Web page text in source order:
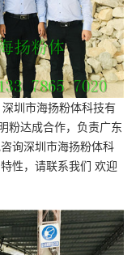
深圳市海扬粉体科技有
粉达成合作，负责广东
询深圳市海扬粉体科
性，请联系我们 欢迎